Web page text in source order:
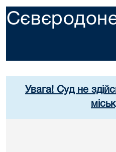
Увага! Суд не